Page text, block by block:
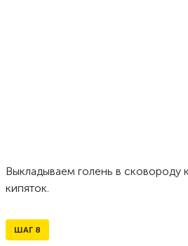
Выкладываем голень в сковороду
кипяток.
ШАГ 8